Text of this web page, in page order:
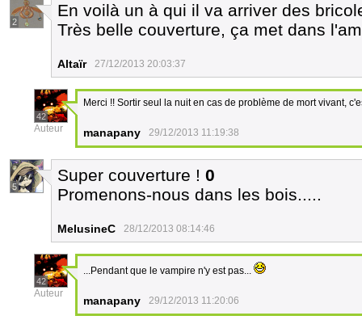
2
En voilà un à qui il va arriver des
Très belle couverture, ça met dans
Altaïr 27/12/2013 20:03:37
42
Auteur
Merci !! Sortir seul la nuit en cas de problème de mort vivant,
manapany 29/12/2013 11:19:38
5
Super couverture ! 0
Promenons-nous dans les bois.....
MelusineC 28/12/2013 08:14:46
42
Auteur
...Pendant que le vampire n'y est pas...
manapany 29/12/2013 11:20:06